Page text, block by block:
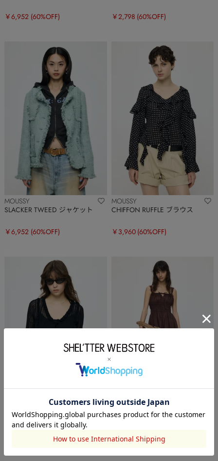
￥6,952 (60%OFF) ￥2,798 (60%OFF)
MOUSSY
SLACKER TWEED ジャケット
￥6,952 (60%OFF)
MOUSSY
CHIFFON RUFFLE ブラウス
￥3,960 (60%OFF)
MOUSSY
POINTELLE RUFFLE カーディガ
MOUSSY